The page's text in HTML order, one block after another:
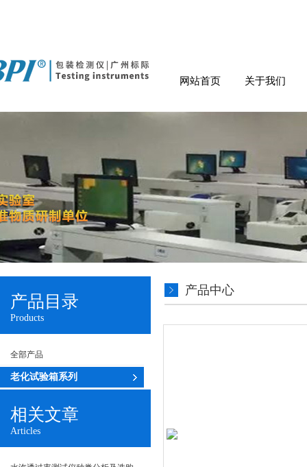
网站首页 关于我们
产品目录
Products
全部产品
老化试验箱系列
相关文章
Articles
产品中心